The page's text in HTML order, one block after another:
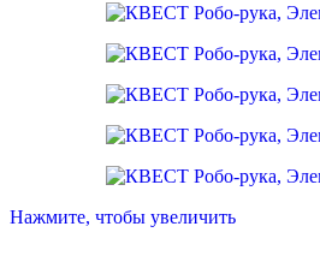
Нажмите, чтобы увеличить